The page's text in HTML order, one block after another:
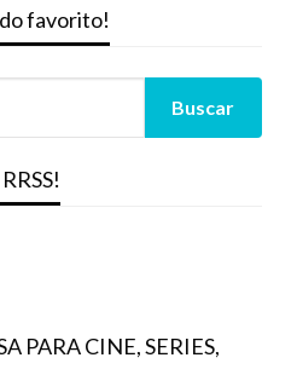
favorito!
PARA CINE, SERIES,